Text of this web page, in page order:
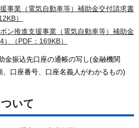
事業（電気自動車等）補助金交付請求書
）
ン推進支援事業（電気自動車等）補助金
（PDF：169KB）
金振込先口座の通帳の写し(金融機関
口座番号、口座名義人がわかるもの)
いて